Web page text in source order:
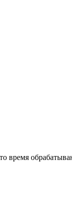
время